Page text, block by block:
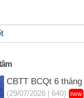
CBTT BCQt 6
(29/07/2026 | 640) new